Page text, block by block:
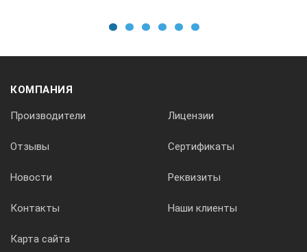
КОМПАНИЯ
Производители Лицензии
Отзывы Сертификаты
Новости Реквизиты
Контакты Наши клиенты
Карта сайта